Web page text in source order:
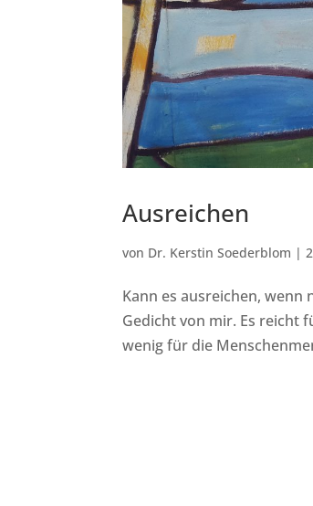
Ausreichen
von Dr. Kerstin Soederblom |
Kann es ausreichen, wenn
Gedicht von mir. Es reicht
wenig für die